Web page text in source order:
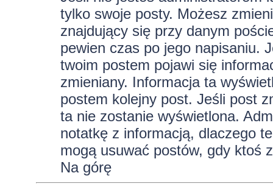
tylko swoje posty. Możesz
znajdujący się przy danym
pewien czas po jego napisaniu.
twoim postem pojawi się
zmieniany. Informacja ta
postem kolejny post. Jeśli post
ta nie zostanie wyświetlona.
notatkę z informacją, dlaczego
mogą usuwać postów, gdy ktoś
Na górę